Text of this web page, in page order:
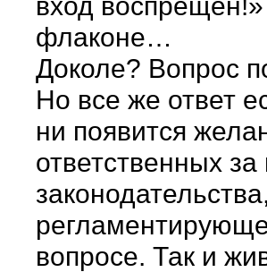
флаконе…
Доколе? Вопрос
Но все же ответ
ни появится
ответственных
законодательства,
вопросе. Так и